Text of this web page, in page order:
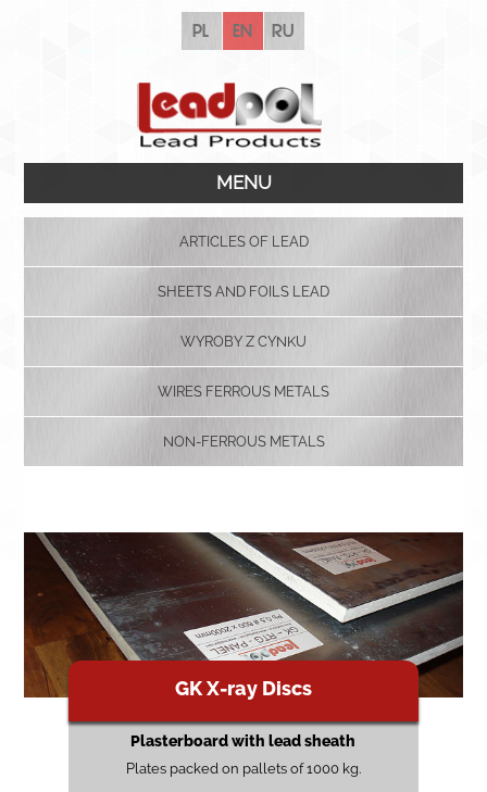
pl en ru
MENU
ARTICLES OF LEAD
SHEETS AND FOILS LEAD
WYROBY Z CYNKU
WIRES FERROUS METALS
NON-FERROUS METALS
GK X-ray Discs
Plasterboard with lead sheath
Plates packed on pallets of 1000 kg.